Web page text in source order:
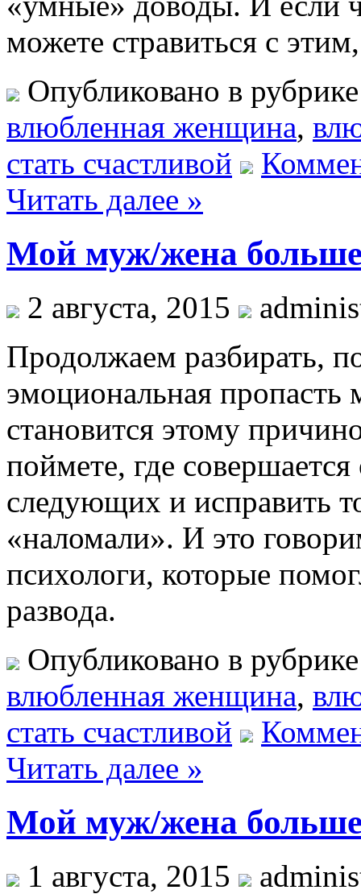
можете стравиться с
Опубликовано в
влюбленная женщина,
стать счастливой
Читать далее »
Мой муж/жена
2 августа, 2015
Продолжаем разбирать,
эмоциональная
становится этому
поймете, где
следующих и исправить
«наломали». И это
психологи, которые
развода.
Опубликовано в
влюбленная женщина,
стать счастливой
Читать далее »
Мой муж/жена
1 августа, 2015